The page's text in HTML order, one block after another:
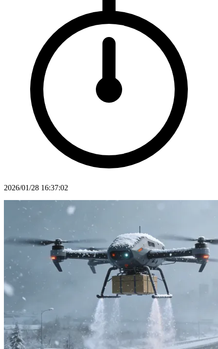
2026/01/28 16:37:02